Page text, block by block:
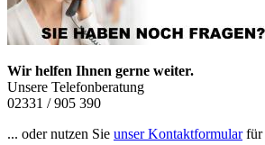
Wir helfen Ihnen gerne weiter.
Unsere Telefonberatung
02331 / 905 390
... oder nutzen Sie unser Kontaktformularfür